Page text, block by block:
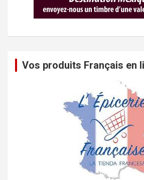
Vos produits Français en